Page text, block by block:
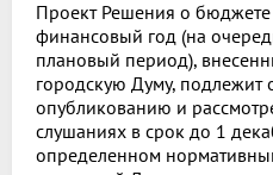
Проект Решения о
финансовый год (на
плановый период),
городскую Думу, подлежит
опубликованию и
слушаниях в срок до 1
определенном